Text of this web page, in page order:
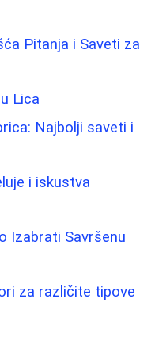
Pitanja i Saveti za
Lica
Najbolji saveti i
i iskustva
Izabrati Savršenu
za različite tipove